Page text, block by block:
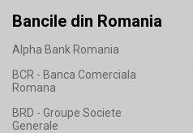
Bancile din Romania
Alpha Bank Romania
BCR - Banca Comerciala
Romana
BRD - Groupe Societe
Generale